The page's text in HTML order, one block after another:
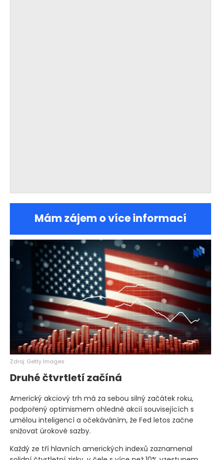
Mám zájem o více informací
Zdroj: Getty Images
Druhé čtvrtletí začíná
Americký akciový trh má za sebou silný začátek roku,
podpořený optimismem ohledně akcií souvisejících s
umělou inteligencí a očekáváním, že Fed letos začne
snižovat úrokové sazby.
Každý ze tří hlavních amerických indexů zaznamenal